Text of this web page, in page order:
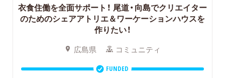
衣食住働を全面サポート！ 尾道・向島でクリエイター
のためのシェアアトリエ＆ワーケーションハウスを
作りたい！
広島県 コミュニティ
FUNDED